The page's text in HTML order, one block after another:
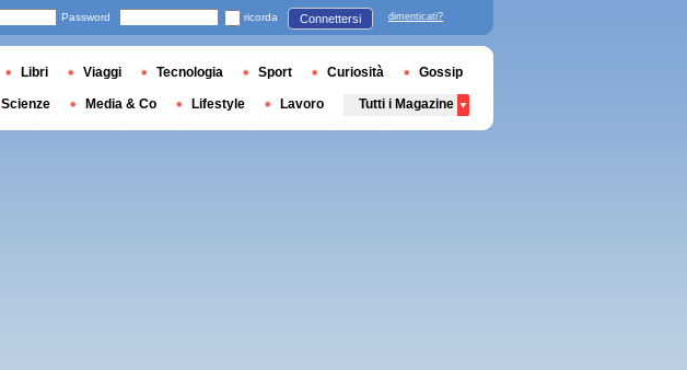
Password ricorda Connettersi dimenticati?
Libri Viaggi Tecnologia Sport Curiosità Gossip
Scienze Media & Co Lifestyle Lavoro Tutti i Magazine